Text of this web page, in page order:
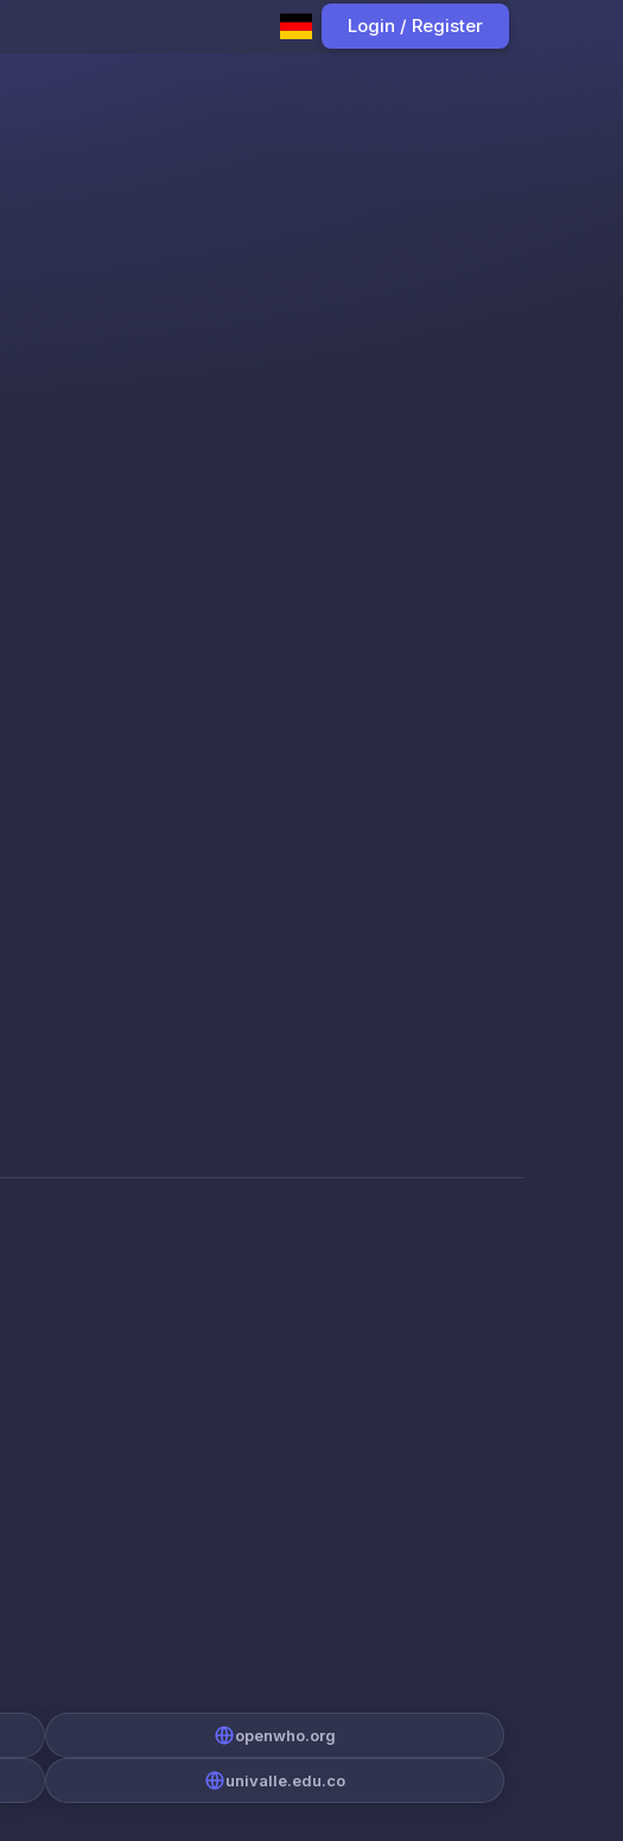
Login / Register
openwho.org
univalle.edu.co